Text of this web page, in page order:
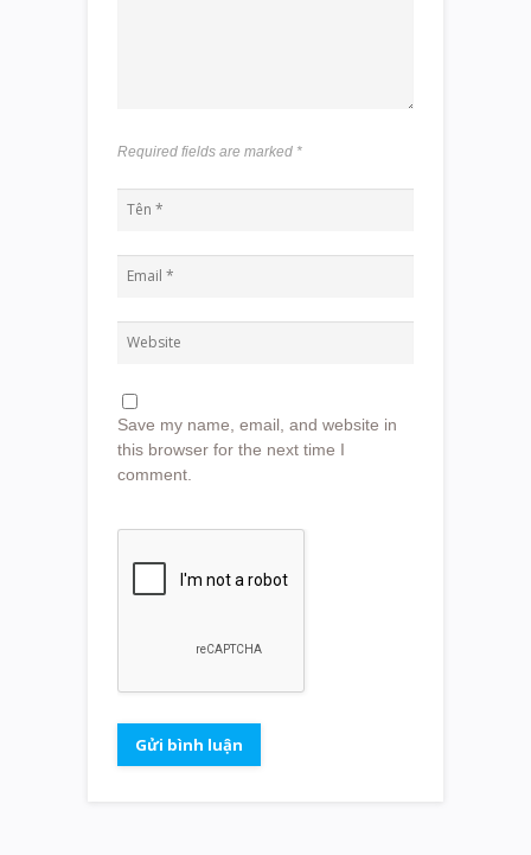
Required fields are marked *
Save my name, email, and website in
this browser for the next time I
comment.